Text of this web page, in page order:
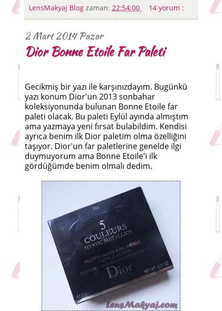
LensMakyaj Blog zaman: 22:54:00 14 yorum :
2 Mart 2014 Pazar
Dior Bonne Etoile Far Paleti
Gecikmiş bir yazı ile karşınızdayım. Bugünkü
yazı konum Dior'un 2013 sonbahar
koleksiyonunda bulunan Bonne Etoile far
paleti olacak. Bu paleti Eylül ayında almıştım
ama yazmaya yeni fırsat bulabildim. Kendisi
ayrıca benim ilk Dior paletim olma özelliğini
taşıyor. Dior'un far paletlerine genelde ilgi
duymuyorum ama Bonne Etoile'i ilk
gördüğümde benim olmalı dedim.